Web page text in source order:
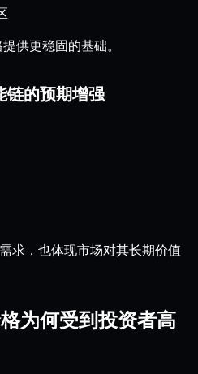
供更稳固的基础。
链的预期增强
求，也体现市场对其长期价值
为何受到投资者高